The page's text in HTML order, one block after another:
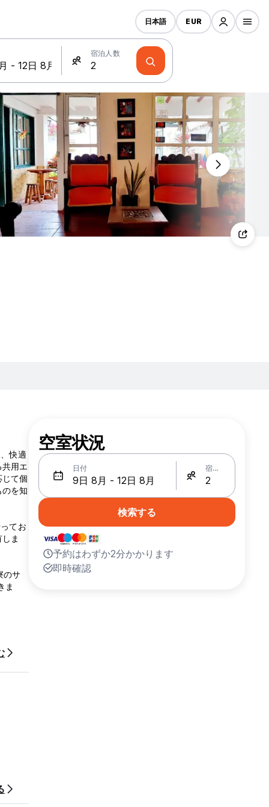
宿泊人数
日本語 EUR
快適
用エ
て個
を知
てお
ま
のサ
ま
ま
空室状況
日付 宿泊人数
検索する
予約はわずか2分かかります
即時確認